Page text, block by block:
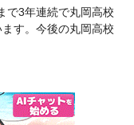
で3年連続で丸岡高校
す。今後の丸岡高校